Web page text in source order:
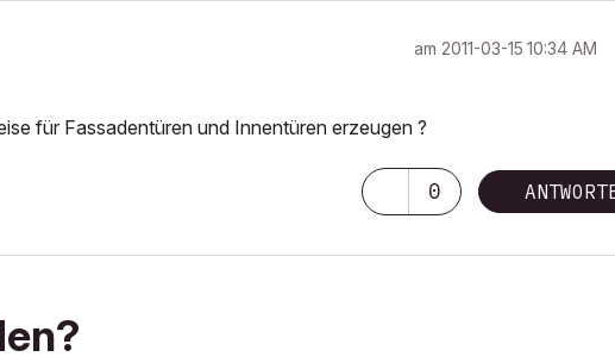
am ‎2011-03-15 10:34 AM
für Fassadentüren und Innentüren erzeugen ?
0